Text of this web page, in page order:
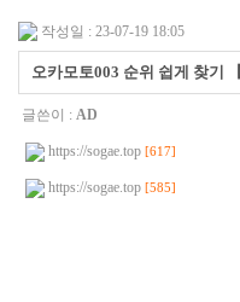
작성일 : 23-07-19 18:05
오­카­모­토­0­0­3 순위 쉽게 찾기
글쓴이 : AD
https://sogae.top [617]
https://sogae.top [585]